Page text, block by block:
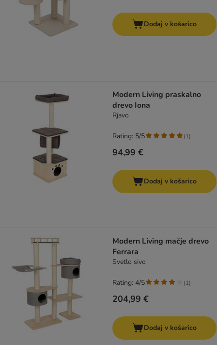
Dodaj v košarico
Modern Living praskalno
drevo Iona
Rjavo
94,99 €
Rating: 5/5 (1)
Dodaj v košarico
Modern Living mačje drevo
Ferrara
Svetlo sivo
204,99 €
Rating: 4/5 (1)
Dodaj v košarico